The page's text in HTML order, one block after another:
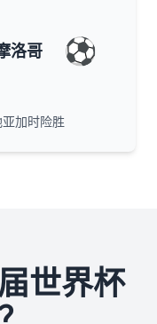
洛哥 ⚽
加时险胜
世界杯